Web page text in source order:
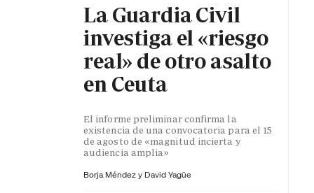
La Guardia Civil
investiga el «riesgo
real» de otro asalto
en Ceuta
El informe preliminar confirma la
existencia de una convocatoria para el 15
de agosto de «magnitud incierta y
audiencia amplia»
Borja Méndez y David Yagüe